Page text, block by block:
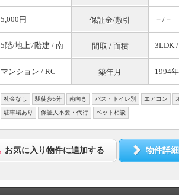
5,000円 保証金/敷引 －/－
5階/地上7階建 / 南 間取 / 面積 3LDK /
マンション / RC 築年月 1994
礼金なし 駅徒歩5分 南向き バス・トイレ別 エアコン
駐車場あり 保証人不要・代行 ペット相談
お気に入り物件に追加する 物件詳